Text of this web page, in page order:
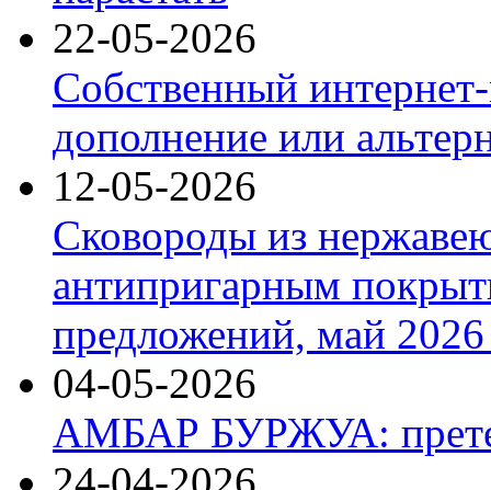
22-05-2026
Собственный
дополнение или
12-05-2026
Сковороды из
антипригарным
предложений, май 2026
04-05-2026
АМБАР БУРЖУА: